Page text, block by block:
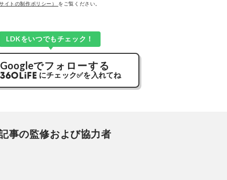
サイトの制作ポリシー） をご覧ください。
LDKをいつでもチェック！
Googleでフォローする
にチェック✅を入れてね
事の監修および協力者